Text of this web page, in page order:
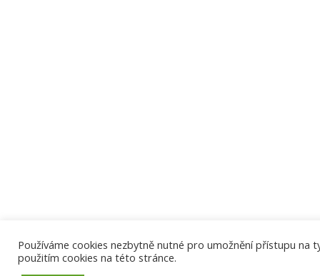
Používáme cookies nezbytně nutné pro umožnění přístupu na
použitím cookies na této stránce.